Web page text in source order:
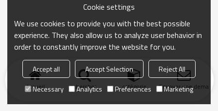
Accueil chercher catégorie Envoyer une
Cookie settings
We use cookies to provide you with the best possible
experience. They also allow us to analyze user behavior in
order to constantly improve the website for you.
Accept all Accept Selection
Reject All
Necessary
Analytics Preferences Marketing